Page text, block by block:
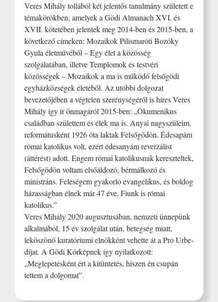
Veres Mihály tollából két jelentős tanulmány született e
témakörökben, amelyek a Gödi Almanach XVI. és
XVII. kötetében jelentek meg 2014-ben és 2015-ben, a
következő címeken: Mozaikok Pilismaróti Bozóky
Gyula életművéből – Egy élet a közösség
szolgálatában, illetve Templomok és testvéri
közösségek – Mozaikok a ma is működő felsőgödi
egyházközségek életéből. Az utóbbi dolgozat
bevezetőjében a végtelen szerénységéről is híres Veres
Mihály így ír önmagáról 2015-ben: „Ökumenikus
családban születtem és élek ma is. Anyai nagyszüleim,
reformátusként 1926 óta laktak Felsőgödön. Édesapám
római katolikus volt, ezért édesanyám reverzálist
(áttérést) adott. Engem római katolikusnak kereszteltek,
Felsőgödön voltam elsőáldozó, bérmálkozó és
ministráns. Feleségem gyakorló evangélikus, és boldog
házasságban élnek már 47 éve. Fiunk is római
katolikus.”
Veres Mihály 2020 augusztusában, nemzeti ünnepünk
alkalmából, 15 év szolgálat után, betegség miatt,
leköszönő kuratóriumi elnökként vehette át a Pro Urbe-
díjat. A Gödi Körképnek így nyilatkozott:
„Meglepetésként ért a kitüntetés, hiszen én csupán
tettem a dolgomat”.